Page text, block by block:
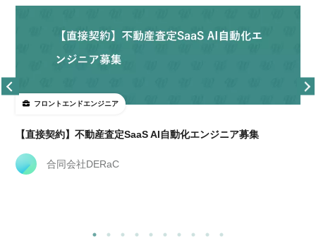
フロントエンドエンジニア
【直接契約】不動産査定SaaS AI自動化エンジニア募集
合同会社DERaC